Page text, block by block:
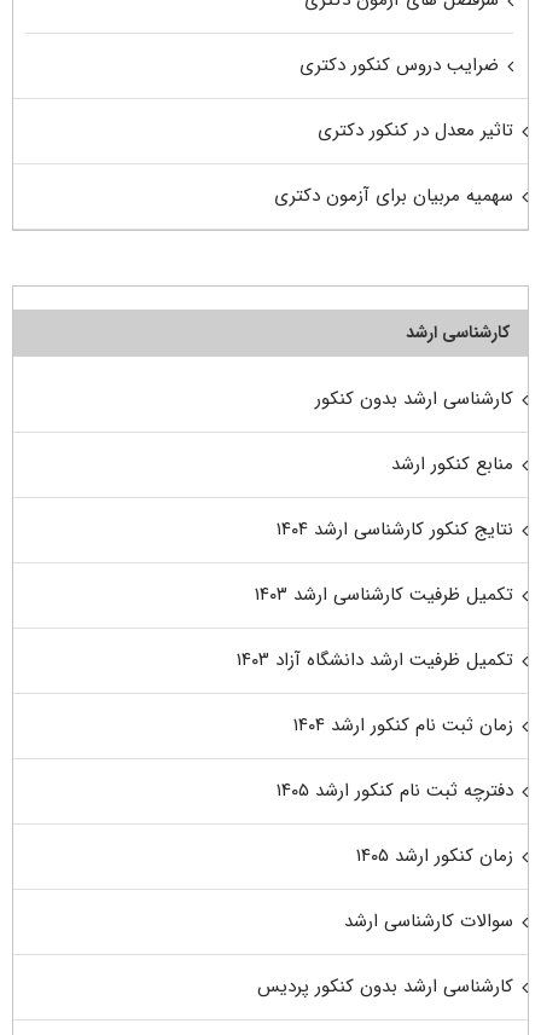
ضرایب دروس کنکور دکتری
تاثیر معدل در کنکور دکتری
سهمیه مربیان برای آزمون دکتری
کارشناسی ارشد
کارشناسی ارشد بدون کنکور
منابع کنکور ارشد
نتایج کنکور کارشناسی ارشد ۱۴۰۴
تکمیل ظرفیت کارشناسی ارشد ۱۴۰۳
تکمیل ظرفیت ارشد دانشگاه آزاد ۱۴۰۳
زمان ثبت نام کنکور ارشد ۱۴۰۴
دفترچه ثبت نام کنکور ارشد ۱۴۰۵
زمان کنکور ارشد ۱۴۰۵
سوالات کارشناسی ارشد
کارشناسی ارشد بدون کنکور پردیس